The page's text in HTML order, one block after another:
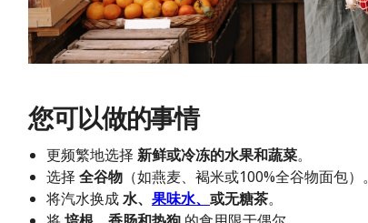
您可以做的事情
更频繁地选择 新鲜或冷冻的水果和蔬菜。
选择 全谷物（如燕麦、褐米或100%全谷物面包）。
将汽水换成水、 果味水、 或无糖茶。